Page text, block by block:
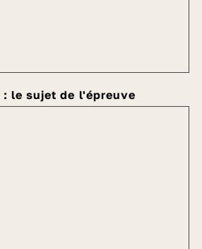
: le sujet de l'épreuve